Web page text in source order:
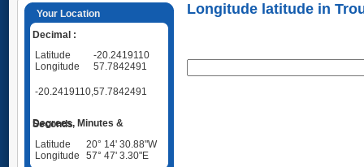
Your Location
Decimal :
Latitude
-20.2419110
Longitude
57.7842491
-20.2419110,57.7842491
Degrees, Minutes & Seconds
Latitude
20° 14' 30.88"W
Longitude
57° 47' 3.30"E
Longitude latitude in